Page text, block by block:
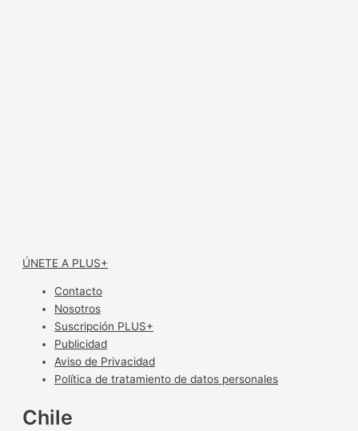
ÚNETE A PLUS+
Contacto
Nosotros
Suscripción PLUS+
Publicidad
Aviso de Privacidad
Política de tratamiento de datos personales
Chile